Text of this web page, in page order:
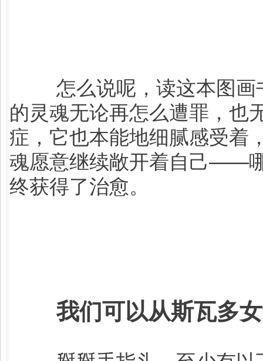
怎么说呢，读这本图
的灵魂无论再怎么遭罪，也
症，它也本能地细腻感受着
魂愿意继续敞开着自己——
终获得了治愈。
我们可以从斯瓦多